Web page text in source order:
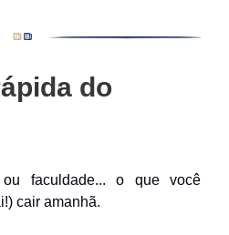
do
faculdade... o que você
cair amanhã.